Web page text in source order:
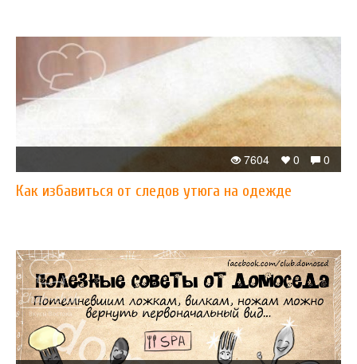
0
0
7604
Как избавиться от следов утюга на одежде